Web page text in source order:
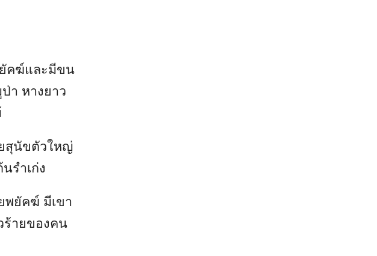
คฆ์และมีขน
า หางยาว
สุนัขตัวใหญ่
รำเก่ง
พยัคฆ์ มีเขา
ายของคน